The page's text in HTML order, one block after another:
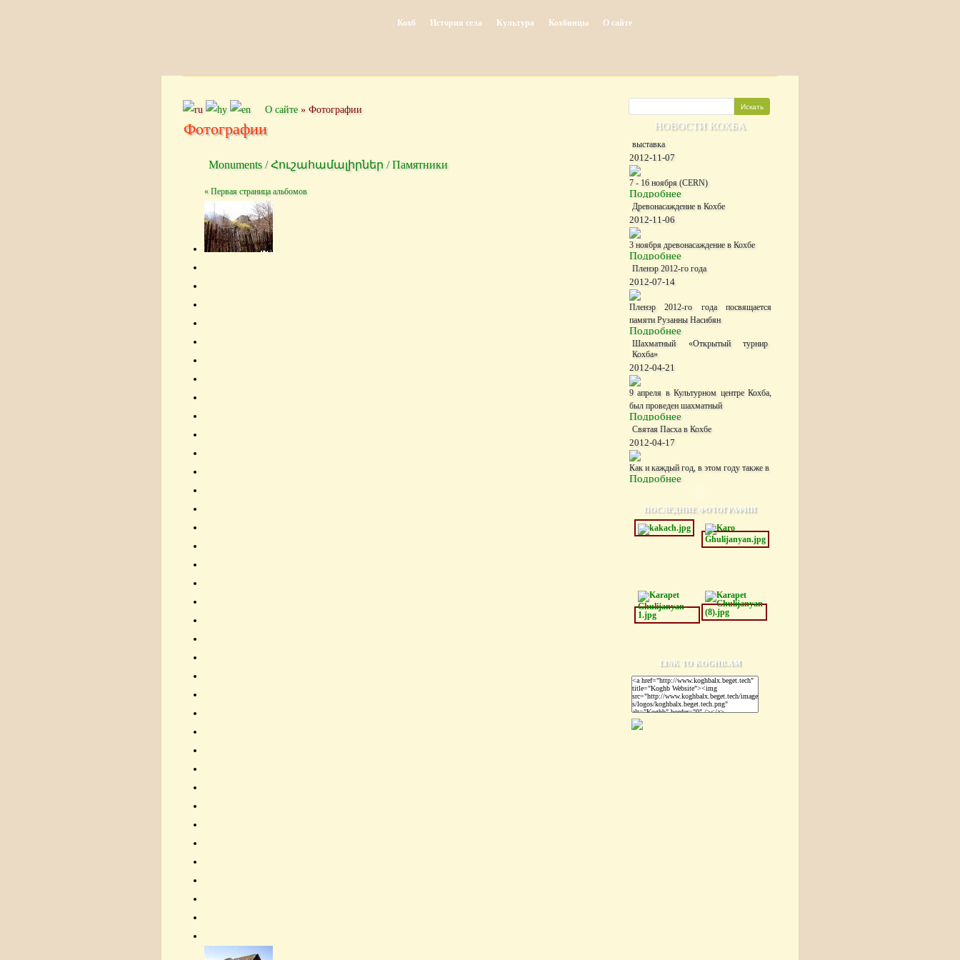
Кохб История села Культура Кохбинцы О сайте
О сайте » Фотографии
Фотографии
Monuments / Հուշահամալիրներ / Памятники
« Первая страница альбомов
НОВОСТИ КОХБА
выставка
2012-11-07
7 - 16 ноября (CERN)
Подробнее
Древонасаждение в Кохбе
2012-11-06
3 ноября древонасаждение в Кохбе
Подробнее
Пленэр 2012-го года
2012-07-14
Пленэр 2012-го года посвящается
памяти Рузанны Насибян
Подробнее
Шахматный «Открытый турнир
Кохба»
2012-04-21
9 апреля в Культурном центре Кохба,
был проведен шахматный
Подробнее
Святая Пасха в Кохбе
2012-04-17
Как и каждый год, в этом году также в
Подробнее
ПОСЛЕДНИЕ ФОТОГРАФИИ
LINK TO KOGHB.AM